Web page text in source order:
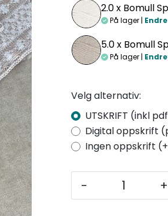
2.0 x Bomull
På lager |
5.0 x Bomull
På lager |
Velg alternativ:
UTSKRIFT (inkl
Digital oppskrift
Ingen oppskrift
- +